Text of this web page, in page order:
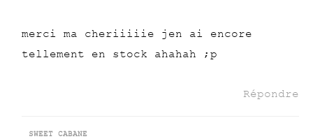
merci ma cheriiiiie jen ai encore
tellement en stock ahahah ;p
Répondre
SWEET CABANE